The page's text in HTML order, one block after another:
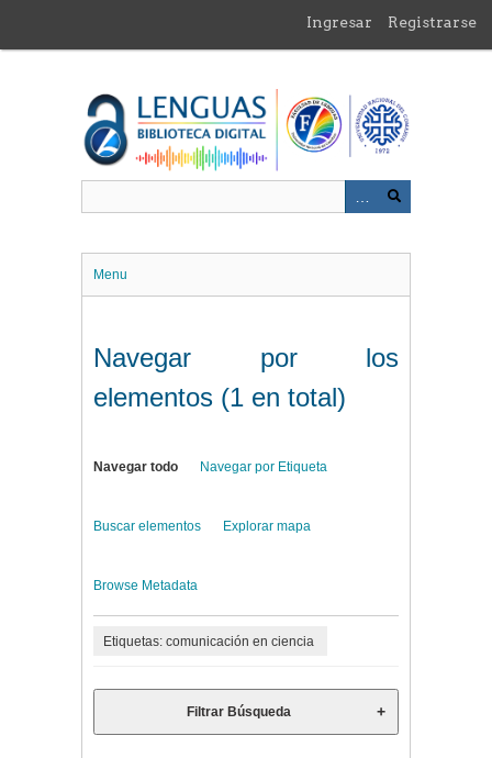
contenido
Ingresar Registrarse
Menu
Navegar por los
elementos (1 en total)
Navegar todo Navegar por Etiqueta
Buscar elementos Explorar mapa
Browse Metadata
Etiquetas: comunicación en ciencia
Filtrar Búsqueda